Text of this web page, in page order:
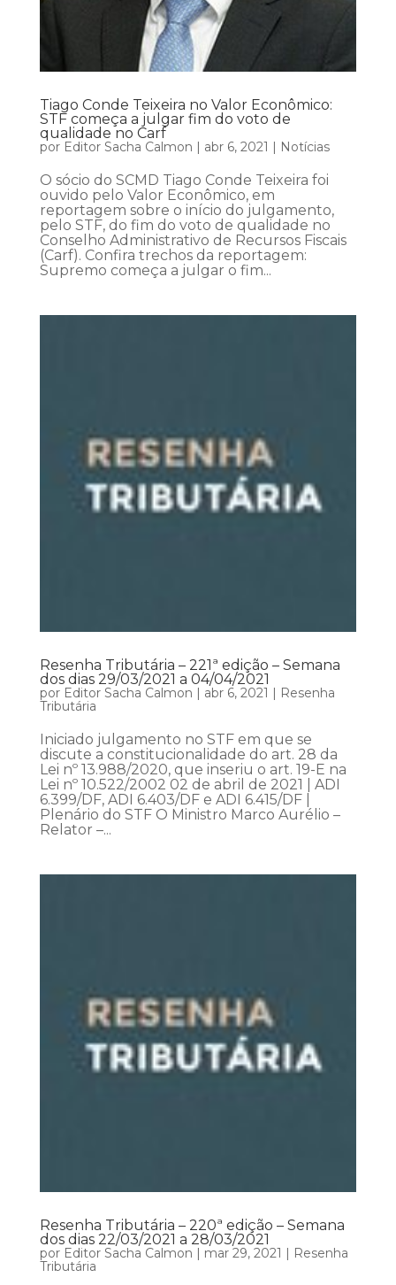
Tiago Conde Teixeira no Valor Econômico:
STF começa a julgar fim do voto de
qualidade no Carf
por Editor Sacha Calmon | abr 6, 2021 | Notícias
O sócio do SCMD Tiago Conde Teixeira foi
ouvido pelo Valor Econômico, em
reportagem sobre o início do julgamento,
pelo STF, do fim do voto de qualidade no
Conselho Administrativo de Recursos Fiscais
(Carf). Confira trechos da reportagem:
Supremo começa a julgar o fim...
Resenha Tributária – 221ª edição – Semana
dos dias 29/03/2021 a 04/04/2021
por Editor Sacha Calmon abr 6, 2021
Resenha
Tributária
Iniciado julgamento no STF em que se
discute a constitucionalidade do art. 28 da
Lei nº 13.988/2020, que inseriu o art. 19-E na
Lei nº 10.522/2002 02 de abril de 2021 | ADI
6.399/DF, ADI 6.403/DF e ADI 6.415/DF |
Plenário do STF O Ministro Marco Aurélio –
Relator –...
Resenha Tributária – 220ª edição – Semana
dos dias 22/03/2021 a 28/03/2021
por Editor Sacha Calmon | mar 29, 2021 | Resenha
Tributária